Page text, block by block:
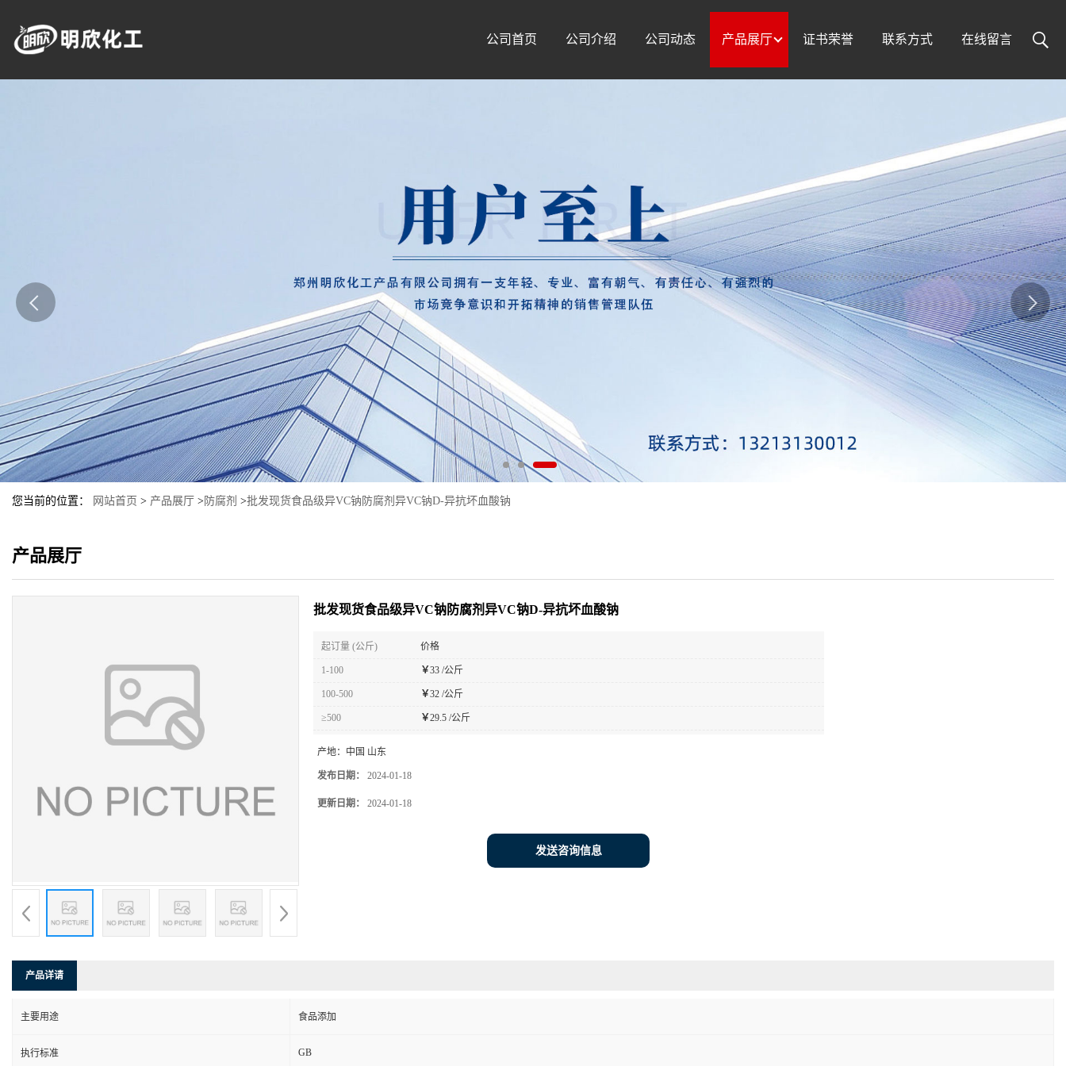
公司首页 公司介绍 公司动态 产品展厅 证书荣誉 联系方式 在线留言
您当前的位置： 网站首页 > 产品展厅 >防腐剂 >批发现货食品级异VC钠防腐剂异VC钠D-异抗坏血酸钠
产品展厅
批发现货食品级异VC钠防腐剂异VC钠D-异抗坏血酸钠
起订量 (公斤) 价格
1-100 ￥33 /公斤
100-500 ￥32 /公斤
≥500 ￥29.5 /公斤
产地： 中国 山东
发布日期： 2024-01-18
更新日期： 2024-01-18
发送咨询信息
产品详请
主要用途 食品添加
执行标准 GB